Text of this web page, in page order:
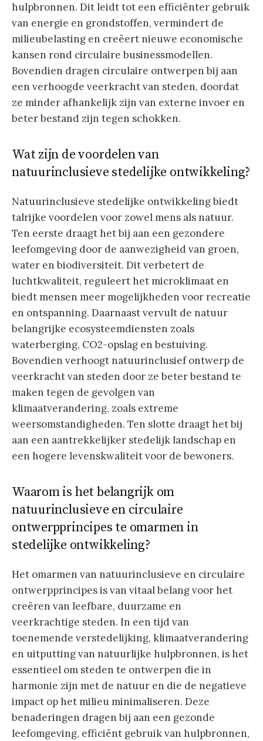
hulpbronnen. Dit leidt tot een efficiënter gebruik
van energie en grondstoffen, vermindert de
milieubelasting en creëert nieuwe economische
kansen rond circulaire businessmodellen.
Bovendien dragen circulaire ontwerpen bij aan
een verhoogde veerkracht van steden, doordat
ze minder afhankelijk zijn van externe invoer en
beter bestand zijn tegen schokken.
Wat zijn de voordelen van
natuurinclusieve stedelijke ontwikkeling?
Natuurinclusieve stedelijke ontwikkeling biedt
talrijke voordelen voor zowel mens als natuur.
Ten eerste draagt het bij aan een gezondere
leefomgeving door de aanwezigheid van groen,
water en biodiversiteit. Dit verbetert de
luchtkwaliteit, reguleert het microklimaat en
biedt mensen meer mogelijkheden voor recreatie
en ontspanning. Daarnaast vervult de natuur
belangrijke ecosysteemdiensten zoals
waterberging, CO2-opslag en bestuiving.
Bovendien verhoogt natuurinclusief ontwerp de
veerkracht van steden door ze beter bestand te
maken tegen de gevolgen van
klimaatverandering, zoals extreme
weersomstandigheden. Ten slotte draagt het bij
aan een aantrekkelijker stedelijk landschap en
een hogere levenskwaliteit voor de bewoners.
Waarom is het belangrijk om
natuurinclusieve en circulaire
ontwerpprincipes te omarmen in
stedelijke ontwikkeling?
Het omarmen van natuurinclusieve en circulaire
ontwerpprincipes is van vitaal belang voor het
creëren van leefbare, duurzame en
veerkrachtige steden. In een tijd van
toenemende verstedelijking, klimaatverandering
en uitputting van natuurlijke hulpbronnen, is het
essentieel om steden te ontwerpen die in
harmonie zijn met de natuur en die de negatieve
impact op het milieu minimaliseren. Deze
benaderingen dragen bij aan een gezonde
leefomgeving, efficiënt gebruik van hulpbronnen,